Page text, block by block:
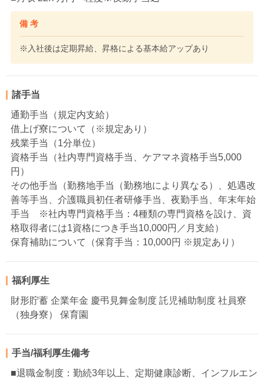
備 考
※入社後は定期昇給、昇格による基本給アップあり
諸手当
通勤手当（規定内支給）
借上げ寮について（※規定あり）
残業手当（1分単位）
資格手当（社内専門資格手当、ケアマネ資格手当5,000
円）
その他手当（勤務地手当（勤務地により異なる）、処遇改
善等手当、介護職員初任者研修手当、夜勤手当、年末年始
手当 ※社内専門資格手当：4種類の専門資格を設け、資
格取得者には1資格につき手当10,000円／月支給）
保育補助について（保育手当：10,000円 ※規定あり）
福利厚生
財形貯蓄 企業年金 慶弔見舞金制度 託児補助制度 社員寮
（独身寮） 保育園
手当/福利厚生備考
■退職金制度：勤続3年以上、定期健康診断、インフルエン